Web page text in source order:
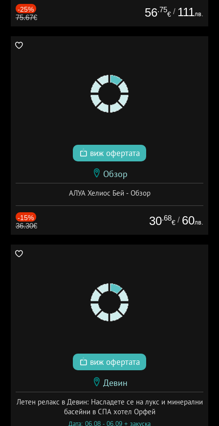
-25%
75.67€ 56.75
€ / 111лв.
виж офертата
Обзор
АЛУА Хелиос Бей - Обзор
-15%
36.30€ 30.68
€ / 60лв.
виж офертата
Девин
Летен релакс в Девин: Насладете се на лукс и минерални
басейни в СПА хотел Орфей
Дата: 06.08 - 06.09 + закуска